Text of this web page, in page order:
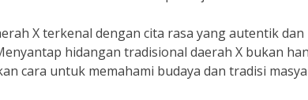
X terkenal dengan cita rasa yang autentik
hidangan tradisional daerah X bukan
cara untuk memahami budaya dan tradisi